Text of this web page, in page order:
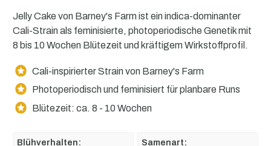
Jelly Cake von Barney's Farm ist ein indica-dominanter
Cali-Strain als feminisierte, photoperiodische Genetik mit
8 bis 10 Wochen Blütezeit und kräftigem Wirkstoffprofil.
Cali-inspirierter Strain von Barney's Farm
Photoperiodisch und feminisiert für planbare Runs
Blütezeit: ca. 8 - 10 Wochen
Blühverhalten:
Samenart: